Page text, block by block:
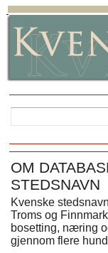
OM
STEDSNAVN
Kvenske
Troms og
bosetting, næring
gjennom flere